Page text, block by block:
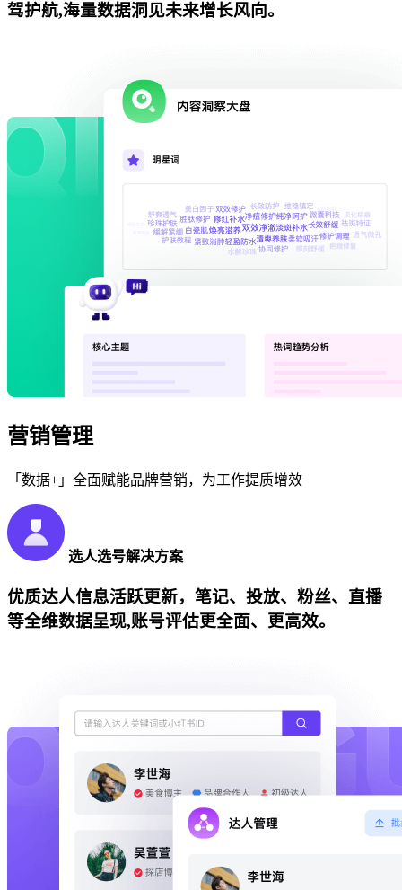
驾护航,海量数据洞见未来增长风向。
营销管理
「数据+」全面赋能品牌营销，为工作提质增效
选人选号解决方案
优质达人信息活跃更新，笔记、投放、粉丝、直播
等全维数据呈现,账号评估更全面、更高效。